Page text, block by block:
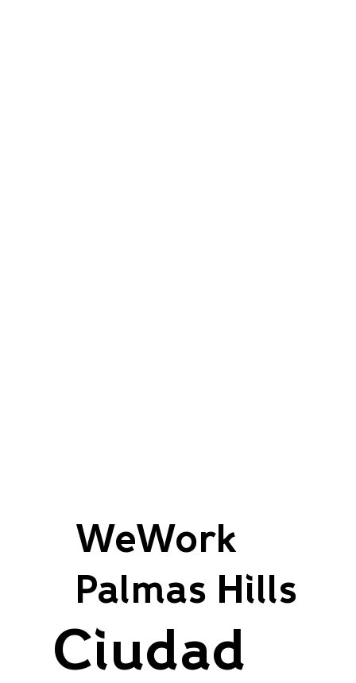
WeWork
Palmas Hills
Ciudad